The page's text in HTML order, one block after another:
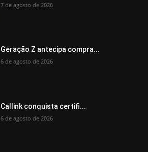
7 de agosto de 2026
Geração Z antecipa compra...
6 de agosto de 2026
Callink conquista certifi...
6 de agosto de 2026